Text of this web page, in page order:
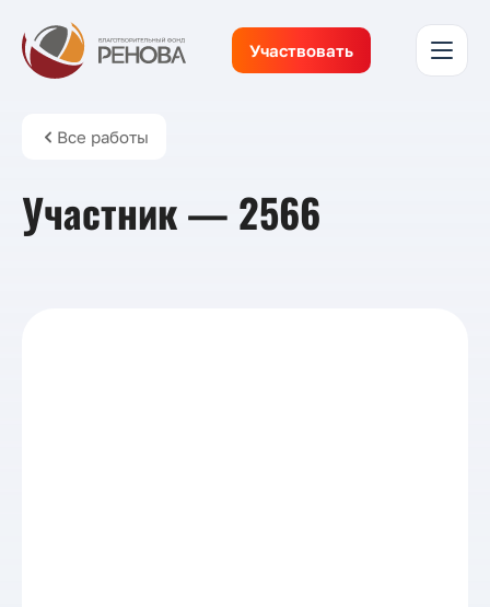
Участвовать
Все работы
Участник — 2566